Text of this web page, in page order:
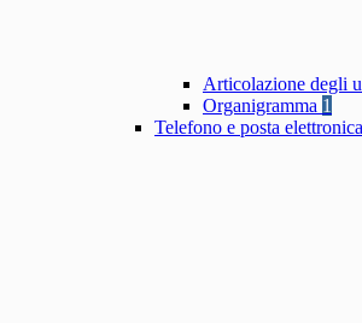
Articolazione degli
Organigramma 1
Telefono e posta elettronica